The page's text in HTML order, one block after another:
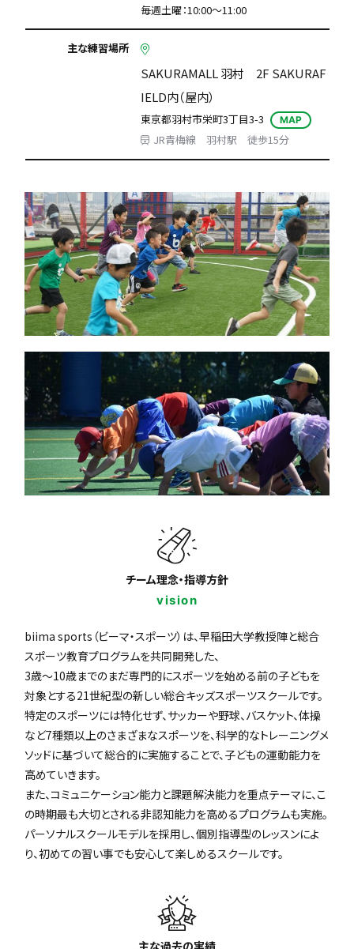
毎週土曜：10:00〜11:00
主な練習場所
SAKURAMALL 羽村 2F SAKURAF
IELD内（屋内）
東京都羽村市栄町3丁目3-3 MAP
JR青梅線 羽村駅 徒歩15分
チーム理念・指導方針
vision
biima sports（ビーマ・スポーツ）は、早稲田大学教授陣と総合
スポーツ教育プログラムを共同開発した、
3歳〜10歳までのまだ専門的にスポーツを始める前の子どもを
対象とする21世紀型の新しい総合キッズスポーツスクールです。
特定のスポーツには特化せず、サッカーや野球、バスケット、体操
など7種類以上のさまざまなスポーツを、科学的なトレーニングメ
ソッドに基づいて総合的に実施することで、子どもの運動能力を
高めていきます。
また、コミュニケーション能力と課題解決能力を重点テーマに、こ
の時期最も大切とされる非認知能力を高めるプログラムも実施。
パーソナルスクールモデルを採用し、個別指導型のレッスンによ
り、初めての習い事でも安心して楽しめるスクールです。